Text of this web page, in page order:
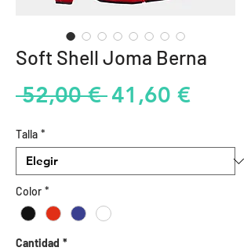
Soft Shell Joma Berna
52,00 € Precio
41,60 €Precio
oferta
Talla *
Color *
Cantidad *